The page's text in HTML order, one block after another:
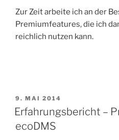
Zur Zeit arbeite ich an der
Premiumfeatures, die ich
reichlich nutzen kann.
VERÖFFENTLICHT
AM
9. MAI 2014
Erfahrungsbericht –
ecoDMS